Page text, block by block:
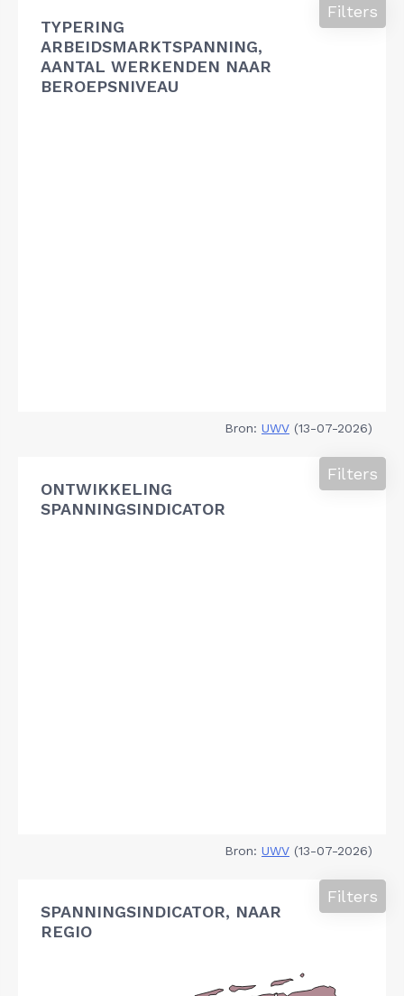
TYPERING
ARBEIDSMARKTSPANNING,
AANTAL WERKENDEN NAAR
BEROEPSNIVEAU
Filters
Bron: UWV (13-07-2026)
ONTWIKKELING
SPANNINGSINDICATOR
Filters
Bron: UWV (13-07-2026)
SPANNINGSINDICATOR, NAAR
REGIO
Filters